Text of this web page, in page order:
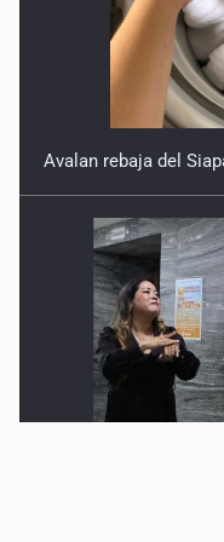
Avalan rebaja del
Realizan primera